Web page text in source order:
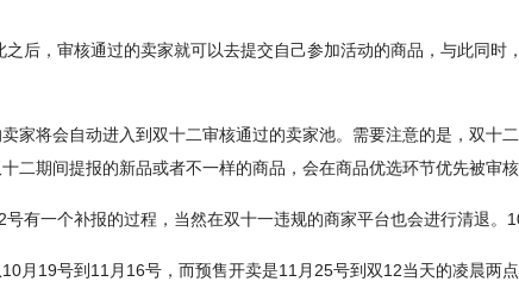
后，审核通过的卖家就可以去提交自己参加活动的商品，与此同
家将会自动进入到双十二审核通过的卖家池。需要注意的是，双十
期间提报的新品或者不一样的商品，会在商品优选环节优先被审核
有一个补报的过程，当然在双十一违规的商家平台也会进行清退。
月19号到11月16号，而预售开卖是11月25号到双12当天的凌晨两点